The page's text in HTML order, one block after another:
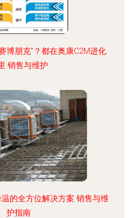
博朋克”？都在奥康C2M进化
销售与维护
的全方位解决方案 销售与维
护指南